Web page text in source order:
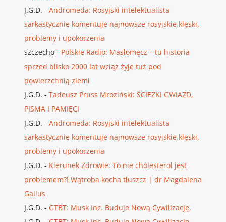
J.G.D. - Andromeda: Rosyjski intelektualista
sarkastycznie komentuje najnowsze rosyjskie klęski,
problemy i upokorzenia
szczecho- Polskie Radio: Masłomęcz – tu historia
sprzed blisko 2000 lat wciąż żyje tuż pod
powierzchnią ziemi
J.G.D. - Tadeusz Pruss Mroziński: ŚCIEŻKI GWIAZD,
PISMA I PAMIĘCI
J.G.D. - Andromeda: Rosyjski intelektualista
sarkastycznie komentuje najnowsze rosyjskie klęski,
problemy i upokorzenia
J.G.D. - Kierunek Zdrowie: To nie cholesterol jest
problemem?! Wątroba kocha tłuszcz | dr Magdalena
Gallus
J.G.D. - GTBT: Musk Inc. Buduje Nową Cywilizację.